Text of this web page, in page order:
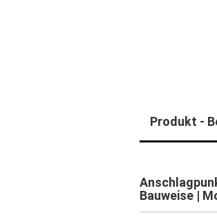
Produkt -
Bauweise |